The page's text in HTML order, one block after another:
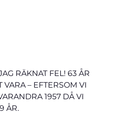
RÄKNAT FEL! 63 ÅR
VARA – EFTERSOM VI
1957 DÅ VI
ÅR.